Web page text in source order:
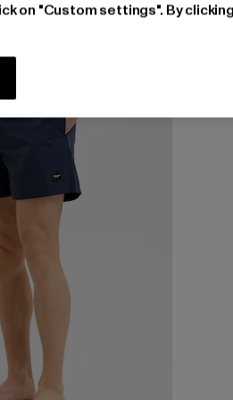
on "Custom settings". By